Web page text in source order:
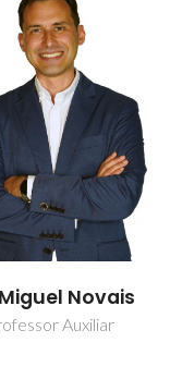
Novais
Auxiliar